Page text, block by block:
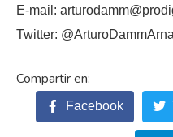
E-mail:
Twitter: @ArturoDammArnal
Facebook